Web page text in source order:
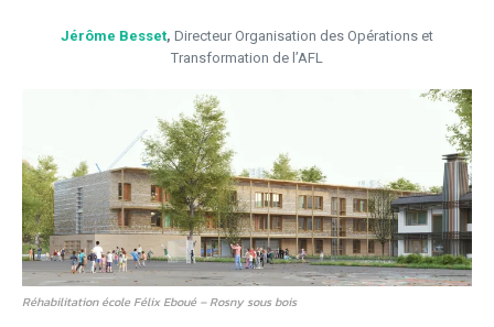
Jérôme Besset, Directeur Organisation des Opérations et
Transformation de l’AFL
Réhabilitation école Félix Eboué – Rosny sous bois